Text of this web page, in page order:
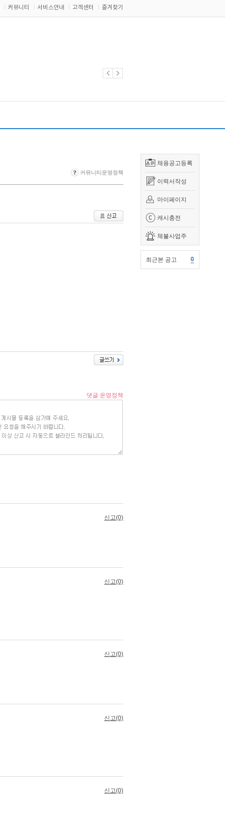
커뮤니티 서비스안내 고객센터 즐겨찾기
채용공고등록
이력서작성
마이페이지
캐시충전
체불사업주
최근본 공고 0
커뮤니티운영정책